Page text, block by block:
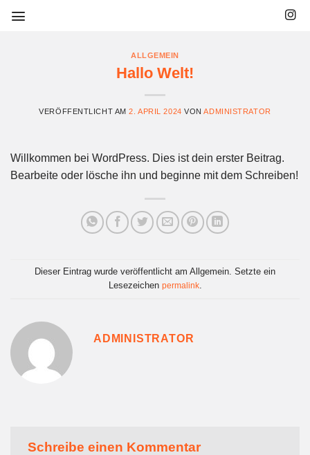
ALLGEMEIN
Hallo Welt!
VERÖFFENTLICHT AM2. APRIL 2024 VONADMINISTRATOR
Willkommen bei WordPress. Dies ist dein erster Beitrag.
Bearbeite oder lösche ihn und beginne mit dem Schreiben!
Dieser Eintrag wurde veröffentlicht am Allgemein. Setzte ein
Lesezeichen permalink.
ADMINISTRATOR
Schreibe einen Kommentar